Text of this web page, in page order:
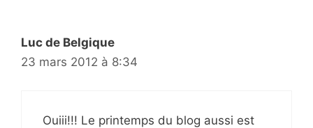
Luc de Belgique
23 mars 2012 à 8:34
Ouiii!!! Le printemps du blog aussi est